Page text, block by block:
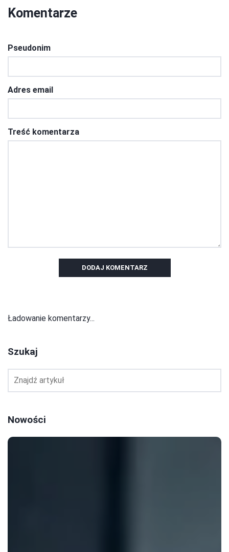
Komentarze
Pseudonim
Adres email
Treść komentarza
DODAJ KOMENTARZ
Ładowanie komentarzy...
Szukaj
Nowości